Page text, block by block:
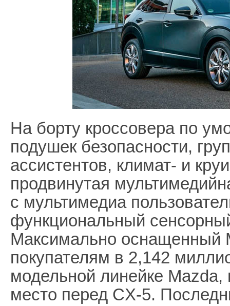
На борту кроссовера по
подушек безопасности,
ассистентов, климат- и
продвинутая
с мультимедиа
функциональный
Максимально оснащенный
покупателям в 2,142
модельной линейке Mazda,
место перед CX-5.